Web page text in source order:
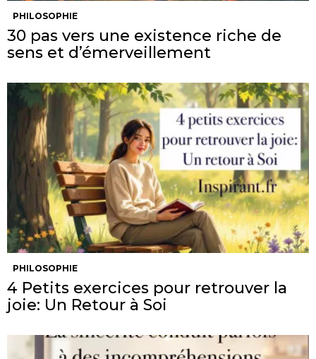
PHILOSOPHIE
30 pas vers une existence riche de
sens et d’émerveillement
PHILOSOPHIE
4 Petits exercices pour retrouver la
joie: Un Retour à Soi